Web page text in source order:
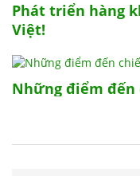
Phát triển hàng
Việt!
Những điểm đến